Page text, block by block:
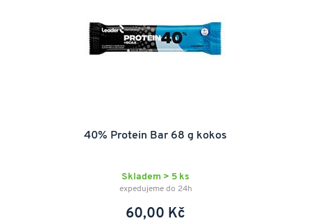
40% Protein Bar 68 g kokos
Skladem > 5 ks
expedujeme do 24h
60,00 Kč